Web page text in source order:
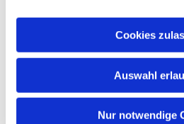
Cookies
Auswahl
Nur notwendige
EVANGELISCHE
MAINPERLEN